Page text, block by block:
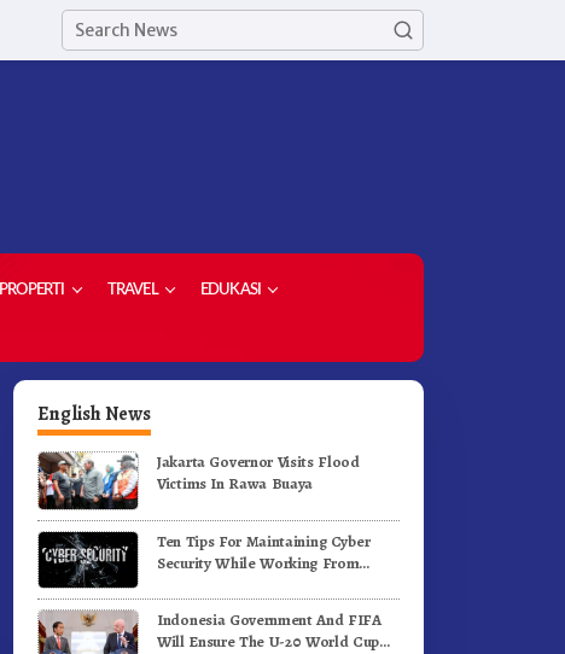
PROPERTI TRAVEL
EDUKASI
Ketua Demokrat Kabupaten
Karo Pimpin Laskar Biru
Bergerak.!
Pemkab Karo Gelar Gerak
Jalan Kemerdekaan.!
English News
Jakarta Governor Visits Flood
Victims In Rawa Buaya
Ten Tips For Maintaining Cyber
Security While Working From
Indonesia Government And FIFA
Will Ensure The U-20 World Cup